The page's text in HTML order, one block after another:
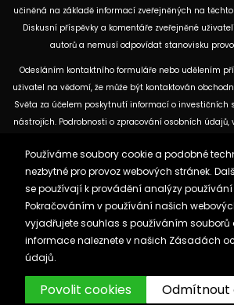
učiněná na základě informací zveřejněných na
Diskusní příspěvky a komentáře zveřejněné
autorů a nemusí odpovídat stanovisku
Odesláním kontaktního formuláře nebo udělením
uživatel na vědomí, že může být kontaktován
Světa za účelem poskytnutí informací o investičních
nástrojích. Podrobnosti o zpracování osobních údajů,
dostupných na těchto internetových stránkách. U
být uvedeny informace o použitých zdrojích, datu
ke kterému se vztahují uvedené
Zásady ochrany osobních údajů a
Reklama
Burzovnisvet.cz © 2026
Používáme soubory cookie a podobné
nezbytné pro provoz webových stránek.
se používají k provádění analýzy
Pokračováním v používání našich
vyjadřujete souhlas s používáním souborů
informace naleznete v našich Zásadách
údajů.
Povolit cookies Odmítnout